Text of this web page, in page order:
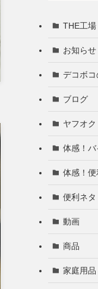
THE工場
お知らせ
デコボコ
ブログ
ヤフオク
体感！
体感！便
便利ネタ
動画
商品
家庭用品